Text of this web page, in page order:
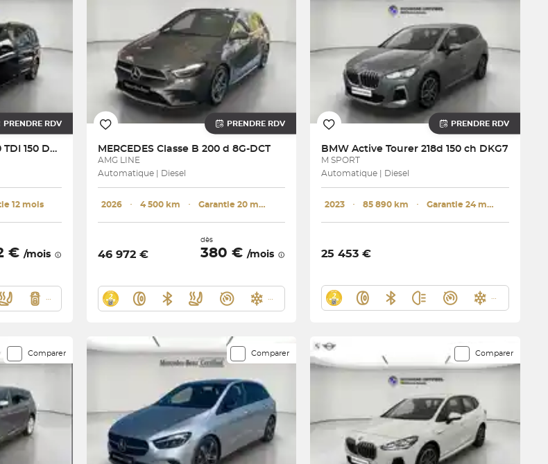
PRENDRE RDV
Touran 2.0 TDI 150 DSG7 7pl
12 mois
€ /mois
PRENDRE RDV
MERCEDES Classe B 200 d 8G-DCT
AMG LINE
Automatique | Diesel
2026 ･ 4 500 km ･ Garantie 20 mois
46 972 €
dès
380 €/mois
PRENDRE RDV
BMWActive Tourer 218d 150 ch DKG7
M SPORT
Automatique | Diesel
2023 ･ 85 890 km ･ Garantie 24 mois
25 453 €
Comparer Comparer Comparer